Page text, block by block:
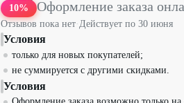
10% Оформление заказа
Отзывов пока нет·Действует по 30 июня
Условия
только для новых покупателей;
не суммируется с другими скидками.
Условия